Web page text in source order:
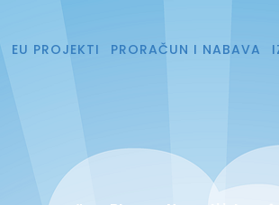
EU PROJEKTI PRORAČUN I NABAVA